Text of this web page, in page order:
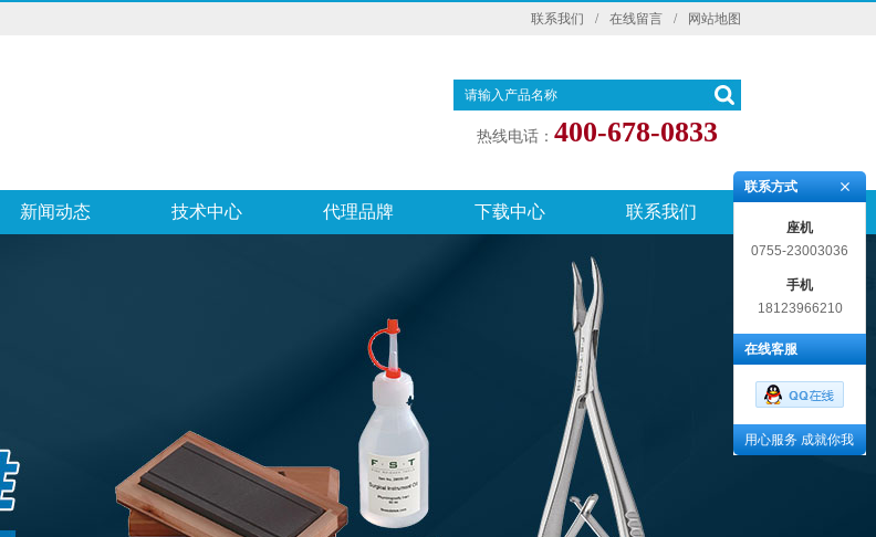
联系我们 / 在线留言 / 网站地图
热线电话： 400-678-0833
新闻动态 技术中心 代理品牌 下载中心 联系我们
联系方式
座机
0755-23003036
手机
18123966210
在线客服
用心服务 成就你我